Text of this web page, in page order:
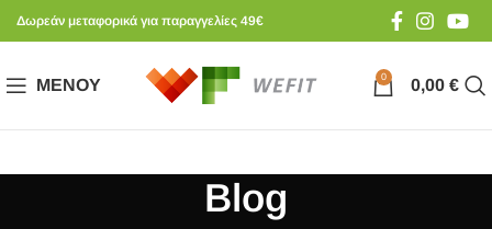
Δωρεάν μεταφορικά για παραγγελίες 49€
ΜΕΝΟΎ 0 0,00 €
Blog